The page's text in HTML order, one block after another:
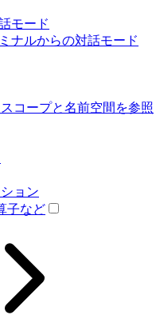
モード
ナルからの対話モード
コープと名前空間を参照
ョン
子など